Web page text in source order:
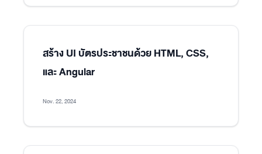
สร้าง UI บัตรประชาชนด้วย HTML, CSS,
และ Angular
Nov. 22, 2024